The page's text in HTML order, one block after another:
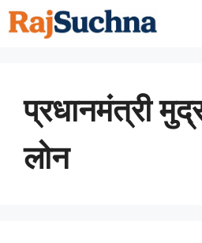
Skip
to
प्रधानमंत्री
लोन